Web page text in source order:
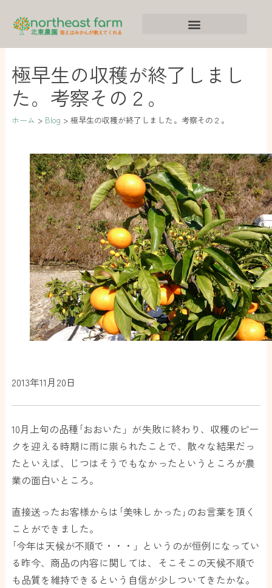
極早生の収穫が終了しまし
た。考察その２。
ホーム Blog 極早生の収穫が終了しました。考察その２。
2013年11月20日
10月上旬の品種｢おおいた」が失敗に終わり、収穫のピー
クを迎える時期に雨に祟られたことで、散々な結果だっ
たといえば、じつはそうでもなかったというところが農
業の面白いところ。
直接送ったお客様からは｢美味しかった｣のお言葉を頂く
ことができました。
｢今年は天候が不順で・・・」というのが恒例になってい
る昨今、商品の内容に関しては、そこそこの天候不順で
も品質を維持できるという自信が少しついてきたかな。
ー
カ
イ
ブ
テ
ゴ
リ
ー